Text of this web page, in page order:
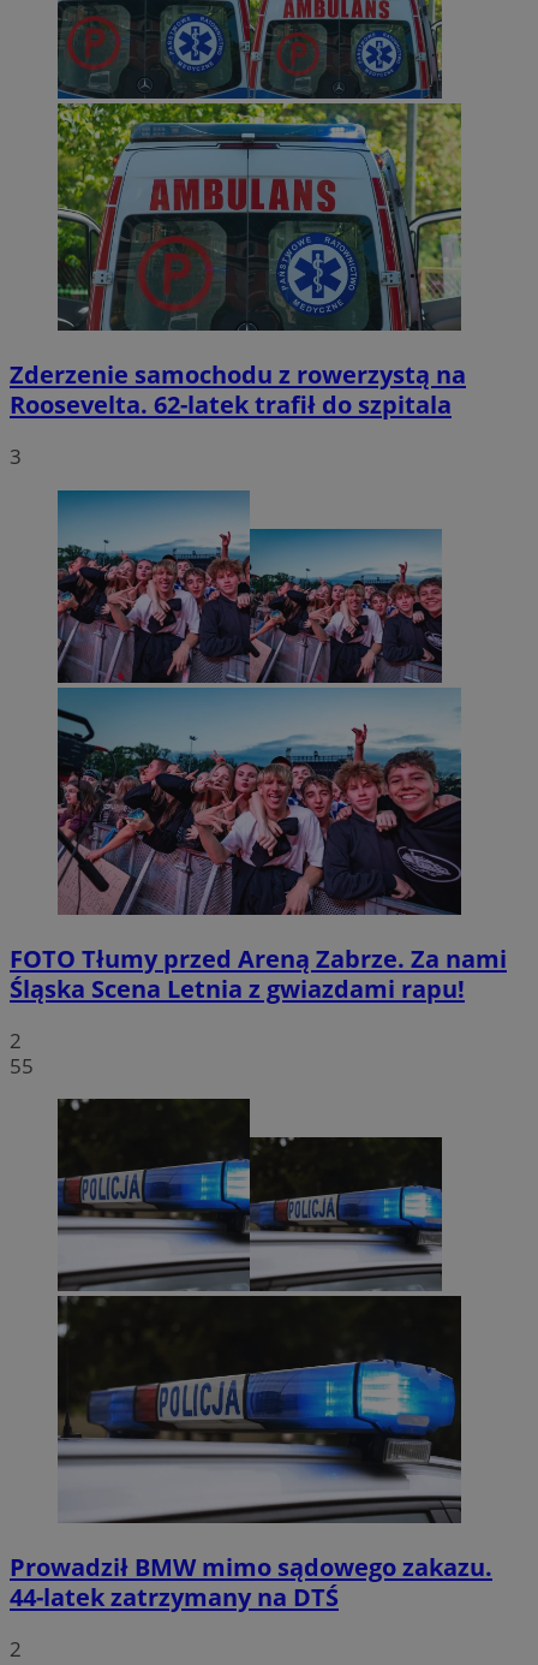
Zderzenie samochodu z rowerzystą na
Roosevelta. 62-latek trafił do szpitala
3
FOTO Tłumy przed Areną Zabrze. Za nami
Śląska Scena Letnia z gwiazdami rapu!
2
55
Prowadził BMW mimo sądowego zakazu.
44-latek zatrzymany na DTŚ
2